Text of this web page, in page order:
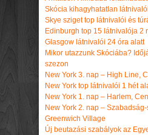
Skócia kihagyhatatlan
Skye sziget top látnivalói és
Edinburgh top 15 látnivalója 2
Glasgow látnivalói 24 óra alatt
Mikor utazzunk Skóciába?
szezon
New York 3. nap – High Line,
New York top látnivalói 1 hét
New York 1. nap – Harlem,
New York 2. nap –
Greenwich Village
Új beutazási szabályok az